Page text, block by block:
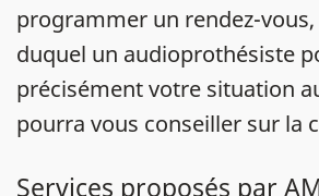
programmer un rendez-
duquel un audioprothésiste
précisément votre situation
pourra vous conseiller sur la
Services proposés par